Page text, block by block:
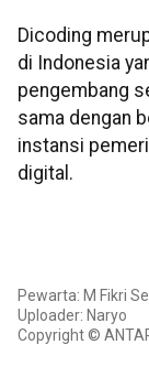
Dicoding
di Indonesia
pengembang
sama dengan
instansi
digital.
Pewarta: M Fikri
Uploader: Naryo
Copyright ©